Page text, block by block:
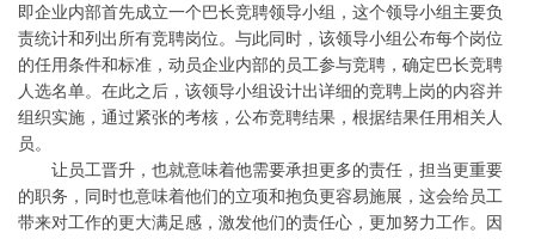
即企业内部首先成立一个巴长竞聘领导小组，这个领导小组主要负
责统计和列出所有竞聘岗位。与此同时，该领导小组公布每个岗位
的任用条件和标准，动员企业内部的员工参与竞聘，确定巴长竞聘
人选名单。在此之后，该领导小组设计出详细的竞聘上岗的内容并
组织实施，通过紧张的考核，公布竞聘结果，根据结果任用相关人
员。
让员工晋升，也就意味着他需要承担更多的责任，担当更重要
的职务，同时也意味着他们的立项和抱负更容易施展，这会给员工
带来对工作的更大满足感，激发他们的责任心，更加努力工作。因